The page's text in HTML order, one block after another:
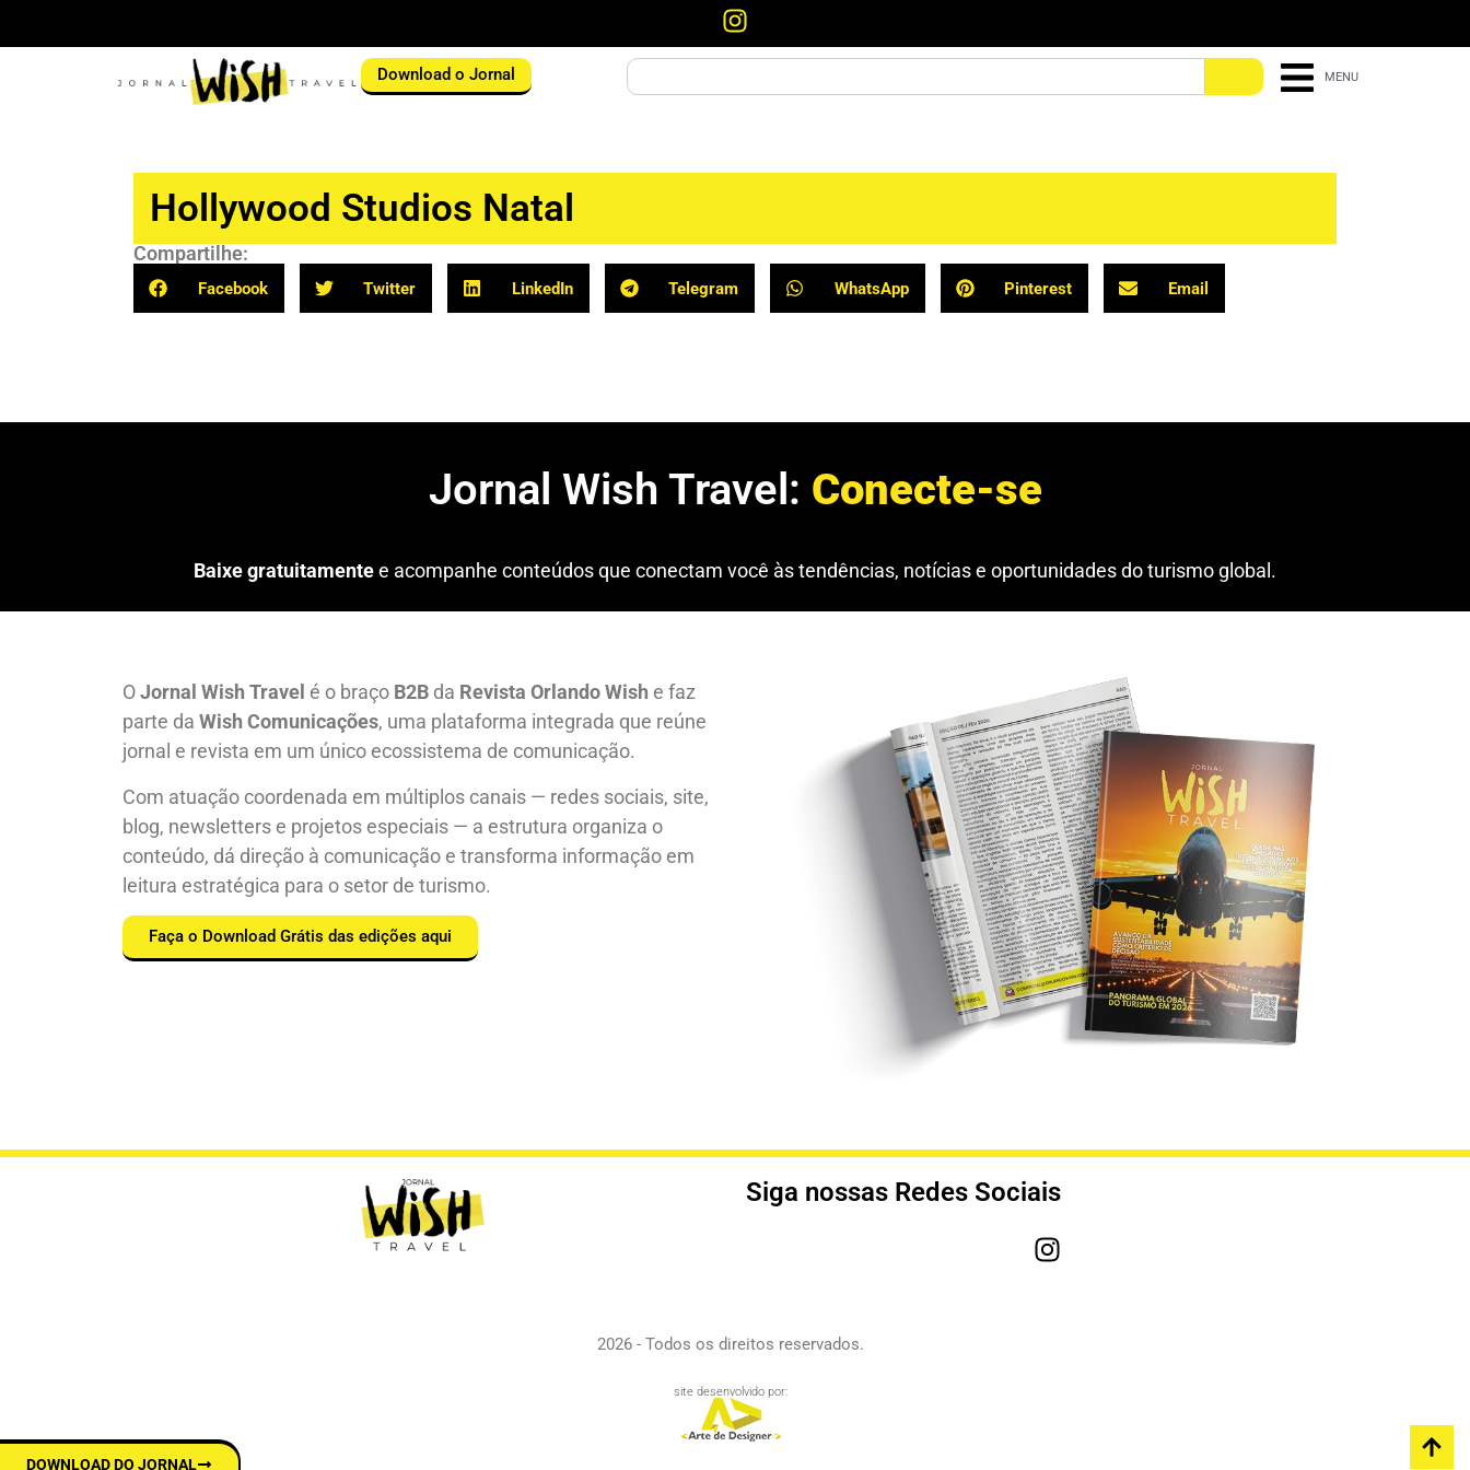
Download o Jornal MENU
Hollywood Studios Natal
Compartilhe:
Facebook Twitter LinkedIn Telegram WhatsApp Pinterest Email
Jornal Wish Travel: C onecte-se a
Baixe gratuitamentee acompanhe conteúdos que conectam você às tendências, notícias e oportunidades do turismo global.
OJornal Wish Travel é o braço B2B da Revista Orlando Wish e faz
parte da Wish Comunicações, uma plataforma integrada que reúne
jornal e revista em um único ecossistema de comunicação.
Com atuação coordenada em múltiplos canais — redes sociais, site,
blog, newsletters e projetos especiais — a estrutura organiza o
conteúdo, dá direção à comunicação e transforma informação em
leitura estratégica para o setor de turismo.
Faça o Download Grátis das edições aqui
Siga nossas Redes Sociais
DOWNLOAD DO JORNAL
2026 - Todos os direitos reservados.
site desenvolvido por: